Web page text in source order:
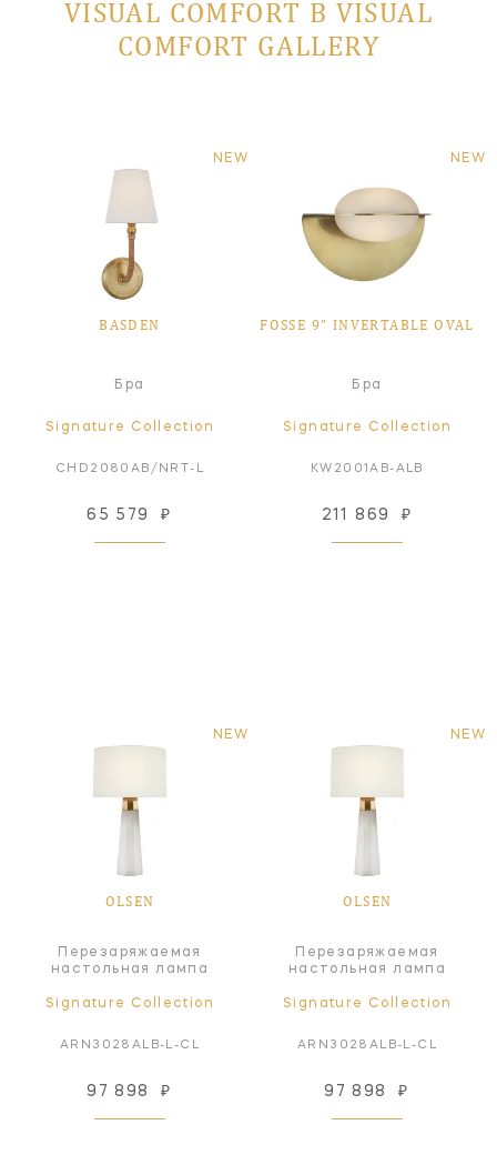
VISUAL COMFORT В VISUAL
COMFORT GALLERY
NEW
BASDEN
Бра
Signature Collection
CHD2080AB/NRT-L
65 579 ₽
NEW
FOSSE 9" INVERTABLE OVAL
Бра
Signature Collection
KW2001AB-ALB
211 869 ₽
NEW
OLSEN
Перезаряжаемая
настольная лампа
Signature Collection
ARN3028ALB-L-CL
97 898 ₽
NEW
OLSEN
Перезаряжаемая
настольная лампа
Signature Collection
ARN3028ALB-L-CL
97 898 ₽